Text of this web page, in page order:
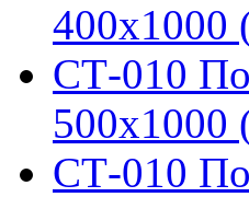
400х1000
СТ-010
500х1000
СТ-010